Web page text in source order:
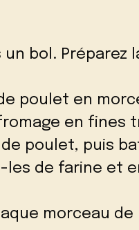
bol. Préparez
poulet en
fromage en
de poulet, puis
les de farine et
morceau